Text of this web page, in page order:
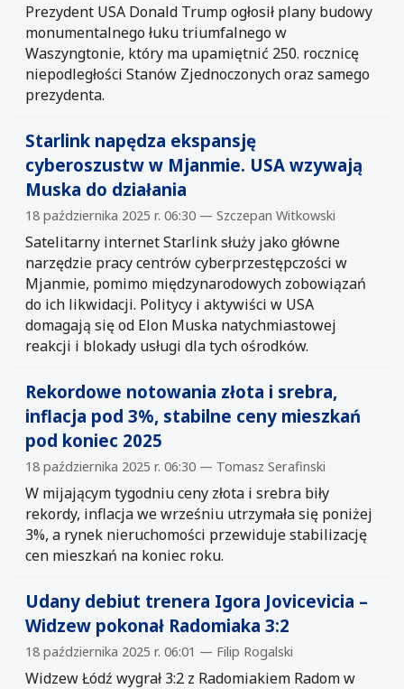
Prezydent USA Donald Trump ogłosił plany budowy
monumentalnego łuku triumfalnego w
Waszyngtonie, który ma upamiętnić 250. rocznicę
niepodległości Stanów Zjednoczonych oraz samego
prezydenta.
Starlink napędza ekspansję
cyberoszustw w Mjanmie. USA wzywają
Muska do działania
18 października 2025 r. 06:30 — Szczepan Witkowski
Satelitarny internet Starlink służy jako główne
narzędzie pracy centrów cyberprzestępczości w
Mjanmie, pomimo międzynarodowych zobowiązań
do ich likwidacji. Politycy i aktywiści w USA
domagają się od Elon Muska natychmiastowej
reakcji i blokady usługi dla tych ośrodków.
Rekordowe notowania złota i srebra,
inflacja pod 3%, stabilne ceny mieszkań
pod koniec 2025
18 października 2025 r. 06:30 — Tomasz Serafinski
W mijającym tygodniu ceny złota i srebra biły
rekordy, inflacja we wrześniu utrzymała się poniżej
3%, a rynek nieruchomości przewiduje stabilizację
cen mieszkań na koniec roku.
Udany debiut trenera Igora Jovicevicia –
Widzew pokonał Radomiaka 3:2
18 października 2025 r. 06:01 — Filip Rogalski
Widzew Łódź wygrał 3:2 z Radomiakiem Radom w